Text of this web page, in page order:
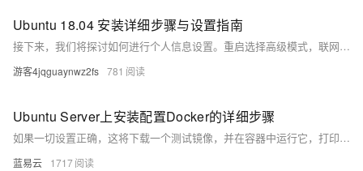
Ubuntu 18.04 安装详细步骤与设置指南
接下来，我们将探讨如何进行个人信息设置。重启选择高级模式，联网更新软件包并安装硬件驱动程序以完成个人信息设置。在重启过程中，你需要按下esc键（只需按一下）来选择ubuntu的高级模式。重启完成后，请联网并打开终端，然后输入以下字符以继续设置过程。
游客4jqguaynwz2fs 781
Ubuntu Server上安装配置Docker的详细步骤
如果一切设置正确，这将下载一个测试镜像，并在容器中运行它，打印一条问候消息。
蓝易云 1717